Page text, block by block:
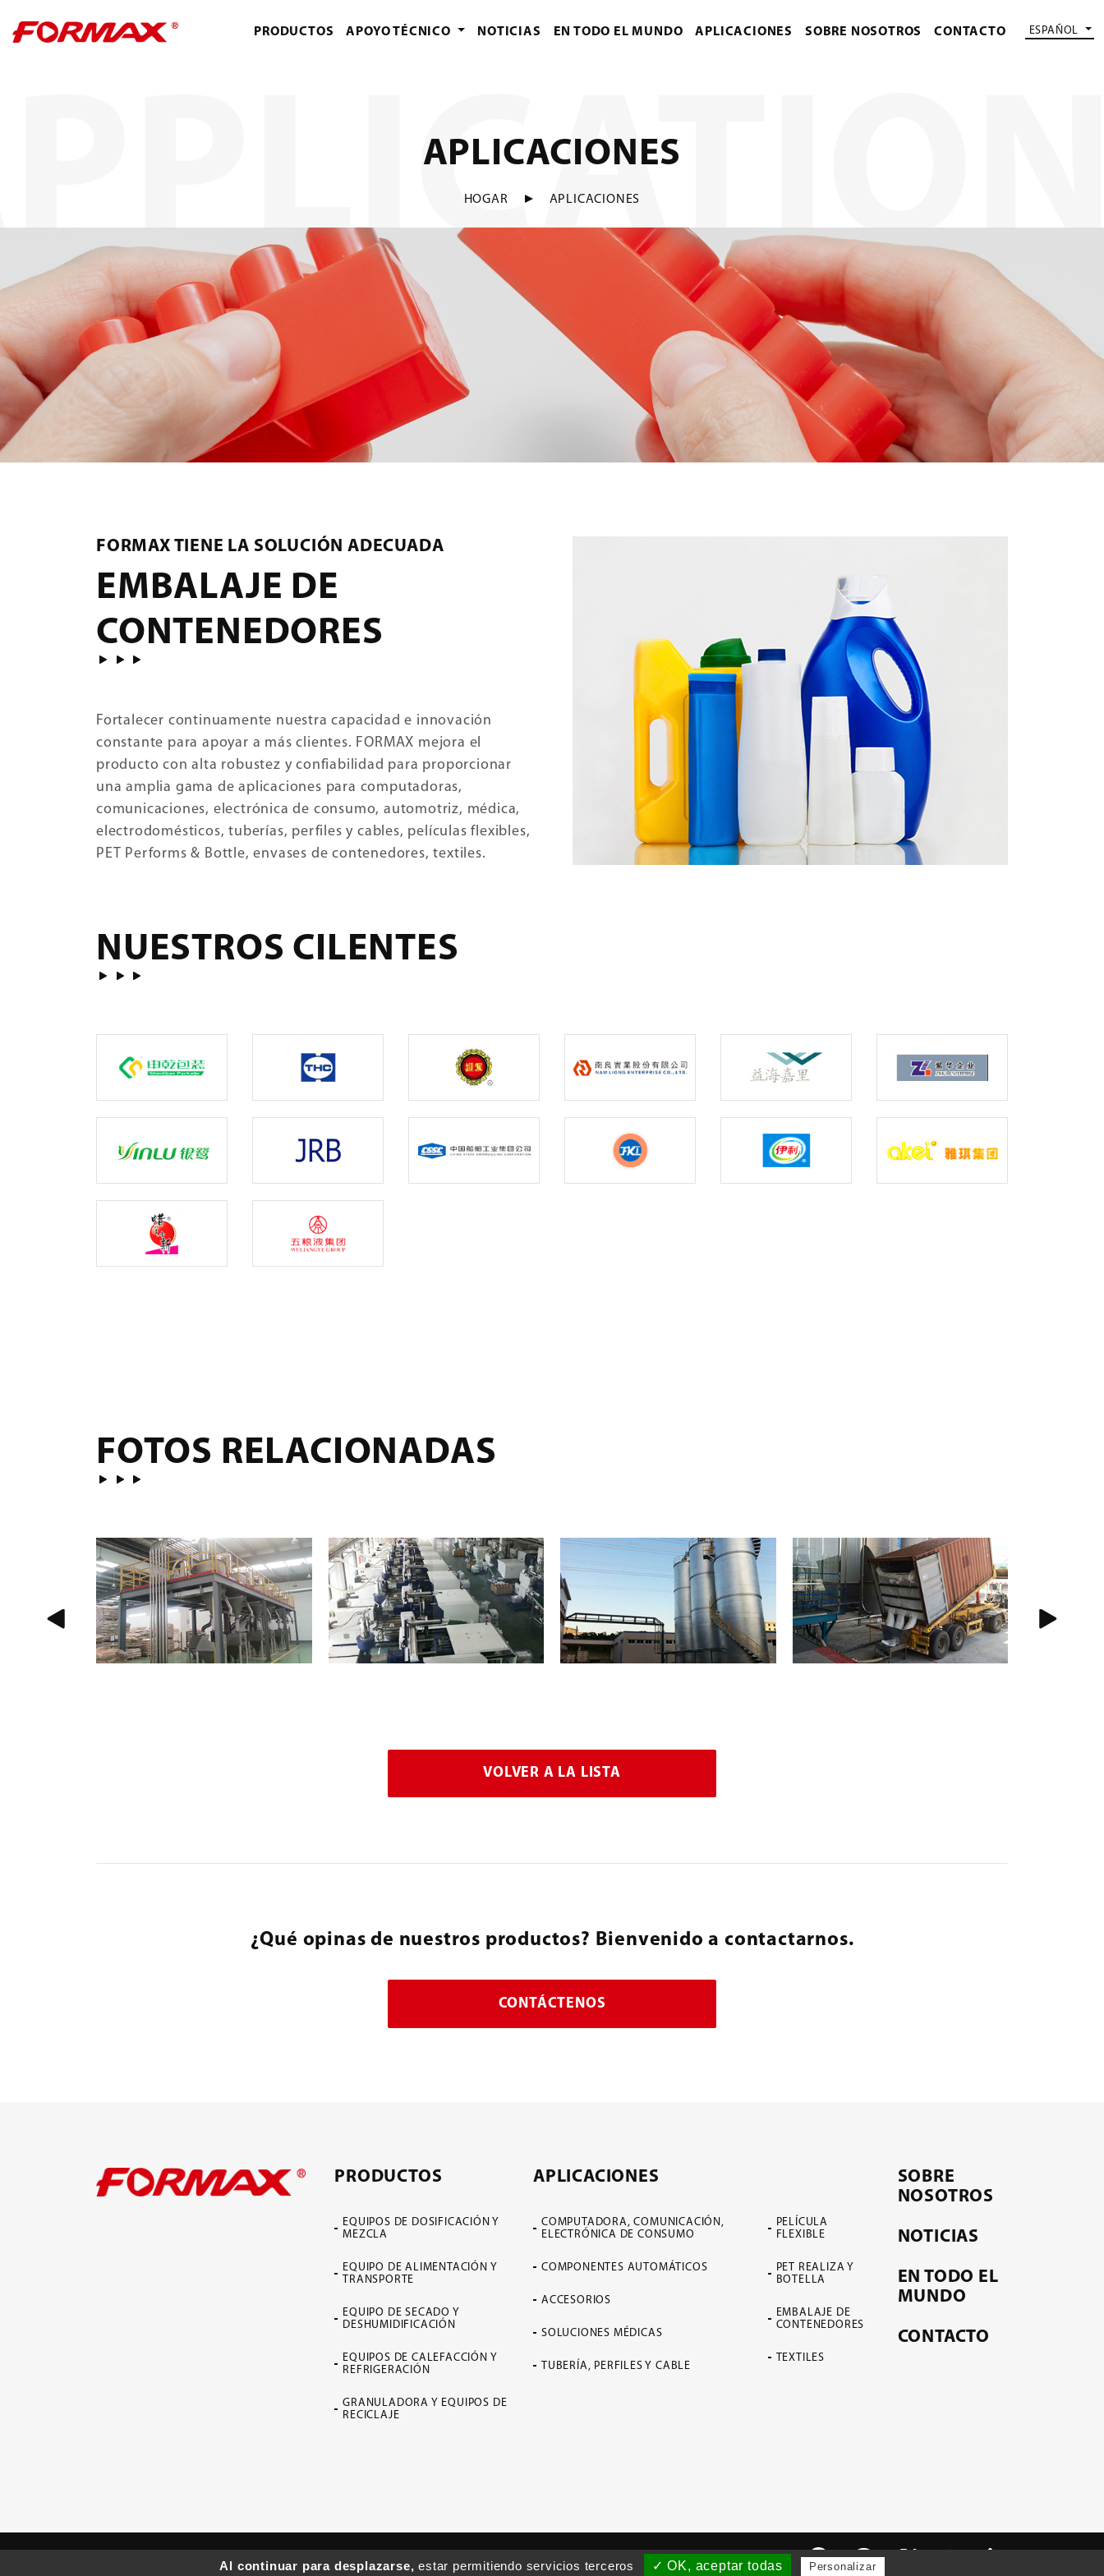
PRODUCTOS APOYO TÉCNICO NOTICIAS EN TODO EL MUNDO APLICACIONES SOBRE NOSOTROS CONTACTO ESPAÑOL
APLICACIONES
HOGAR APLICACIONES
FORMAX TIENE LA SOLUCIÓN ADECUADA
EMBALAJE DE
CONTENEDORES
Fortalecer continuamente nuestra capacidad e innovación
constante para apoyar a más clientes. FORMAX mejora el
producto con alta robustez y confiabilidad para proporcionar
una amplia gama de aplicaciones para computadoras,
comunicaciones, electrónica de consumo, automotriz, médica,
electrodomésticos, tuberías, perfiles y cables, películas flexibles,
PET Performs & Bottle, envases de contenedores, textiles.
NUESTROS CILENTES
FOTOS RELACIONADAS
VOLVER A LA LISTA
¿Qué opinas de nuestros productos? Bienvenido a contactarnos.
CONTÁCTENOS
PRODUCTOS
EQUIPOS DE DOSIFICACIÓN Y
MEZCLA
EQUIPO DE ALIMENTACIÓN Y
TRANSPORTE
EQUIPO DE SECADO Y
DESHUMIDIFICACIÓN
EQUIPOS DE CALEFACCIÓN Y
REFRIGERACIÓN
GRANULADORA Y EQUIPOS DE
RECICLAJE
APLICACIONES
COMPUTADORA, COMUNICACIÓN,
ELECTRÓNICA DE CONSUMO
COMPONENTES AUTOMÁTICOS
ACCESORIOS
SOLUCIONES MÉDICAS
TUBERÍA, PERFILES Y CABLE
PELÍCULA
FLEXIBLE
PET REALIZA Y
BOTELLA
EMBALAJE DE
CONTENEDORES
TEXTILES
SOBRE
NOSOTROS
NOTICIAS
EN TODO EL
MUNDO
CONTACTO
Al continuar para desplazarse, estar permitiendo servicios terceros ✓ OK, aceptar todas Personalizar